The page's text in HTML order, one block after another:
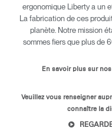
ergonomique Liberty a un
La fabrication de ces
planète. Notre mission
sommes fiers que plus de
En savoir plus sur
Veuillez vous renseigner
connaître la